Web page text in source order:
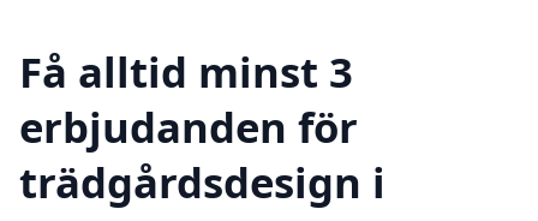
Få alltid minst 3
erbjudanden för
trädgårdsdesign i